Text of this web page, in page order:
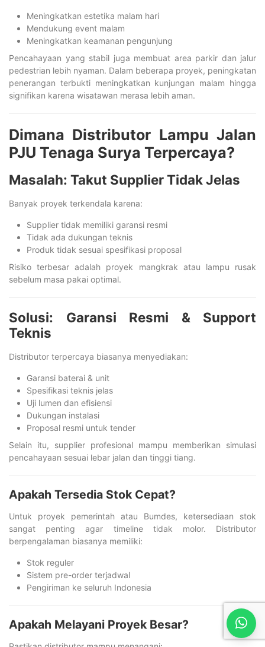
Meningkatkan estetika malam hari
Mendukung event malam
Meningkatkan keamanan pengunjung
Pencahayaan yang stabil juga membuat area parkir dan jalur
pedestrian lebih nyaman. Dalam beberapa proyek, peningkatan
penerangan terbukti meningkatkan kunjungan malam hingga
signifikan karena wisatawan merasa lebih aman.
Dimana Distributor Lampu Jalan
PJU Tenaga Surya Terpercaya?
Masalah: Takut Supplier Tidak Jelas
Banyak proyek terkendala karena:
Supplier tidak memiliki garansi resmi
Tidak ada dukungan teknis
Produk tidak sesuai spesifikasi proposal
Risiko terbesar adalah proyek mangkrak atau lampu rusak
sebelum masa pakai optimal.
Solusi: Garansi Resmi & Support
Teknis
Distributor terpercaya biasanya menyediakan:
Garansi baterai & unit
Spesifikasi teknis jelas
Uji lumen dan efisiensi
Dukungan instalasi
Proposal resmi untuk tender
Selain itu, supplier profesional mampu memberikan simulasi
pencahayaan sesuai lebar jalan dan tinggi tiang.
Apakah Tersedia Stok Cepat?
Untuk proyek pemerintah atau Bumdes, ketersediaan stok
sangat penting agar timeline tidak molor. Distributor
berpengalaman biasanya memiliki:
Stok reguler
Sistem pre-order terjadwal
Pengiriman ke seluruh Indonesia
Apakah Melayani Proyek Besar?